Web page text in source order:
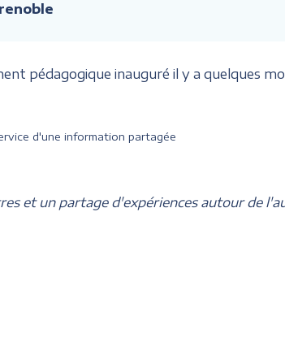
pédagogique inauguré il y a quelques
d'une information partagée
et un partage d'expériences autour de